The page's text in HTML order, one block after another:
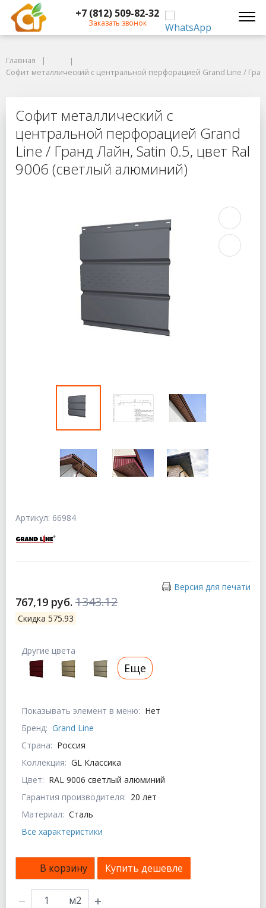
+7 (812) 509-82-32
Заказать звонок
Софит металлический с центральной перфорацией Grand Line /
Софит металлический с
Главная
Софит металлический с центральной перфорацией Grand Line /
Софит металлический с
центральной перфорацией Grand
Line / Гранд Лайн, Satin 0.5, цвет Ral
9006 (светлый алюминий)
Артикул: 66984
Версия для печати
767,19 руб. 1343.12
Скидка 575.93
Показывать элемент в меню: Нет
Бренд: Grand Line
Страна: Россия
Коллекция: GL Классика
Цвет: RAL 9006 светлый алюминий
Гарантия производителя: 20 лет
Материал: Сталь
Все характеристики
Другие цвета
Еще
В корзину Купить дешевле
м2